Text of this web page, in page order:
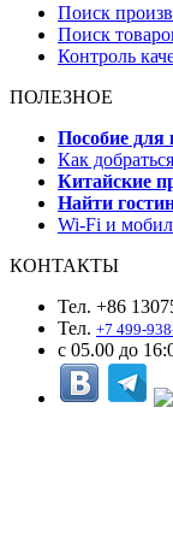
Поиск
Поиск
Контроль
ПОЛЕЗНОЕ
Пособие
Как
Китайские
Найти
Wi-Fi и
КОНТАКТЫ
Тел. +86
Тел. +7 499-
с 05.00 до